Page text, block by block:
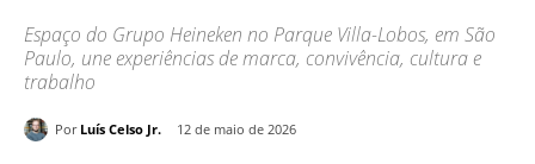
Espaço do Grupo Heineken no Parque Villa-Lobos, em São
Paulo, une experiências de marca, convivência, cultura e
trabalho
Por Luís Celso Jr. 12 de maio de 2026